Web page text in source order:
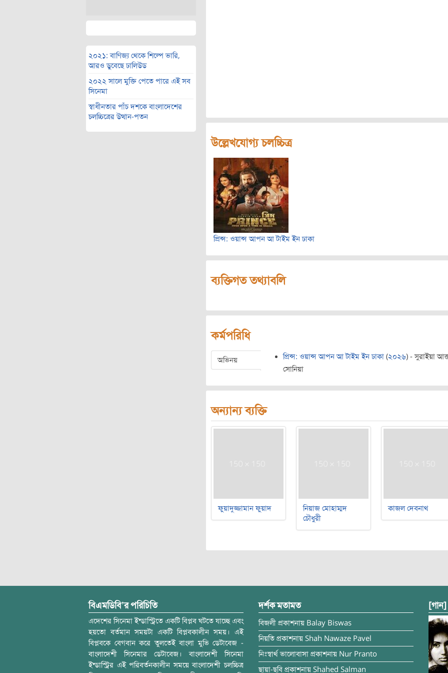
২০২১: বাণিজ্য থেকে শিল্পে ভারি,
আরও ডুবেছে ঢালিউড
২০২২ সালে মুক্তি পেতে পারে এই সব
সিনেমা
স্বাধীনতার পাঁচ দশকে বাংলাদেশের
চলচ্চিত্রের উত্থান-পতন
উল্লেখযোগ্য চলচ্চিত্র
প্রিন্স: ওয়ান্স আপন আ টাইম ইন ঢাকা
ব্যক্তিগত তথ্যাবলি
কর্মপরিধি
অভিনয় প্রিন্স: ওয়ান্স আপন আ টাইম ইন ঢাকা (২০২৬) - সুরাইয়া
সোনিয়া
অন্যান্য ব্যক্তি
ফুয়াদুজ্জামান ফুয়াদ
নিয়াজ মোহাম্মদ
চৌধুরী
কাজল দেবনাথ
বিএমডিবি’র পরিচিতি
এদেশের সিনেমা ইন্ডাস্ট্রিতে একটি বিপ্লব ঘটতে যাচ্ছে এবং
হয়তো বর্তমান সময়টা একটি বিপ্লবকালীন সময়। এই
বিপ্লবকে বেগবান করে তুলতেই বাংলা মুভি ডেটাবেজ -
বাংলাদেশী সিনেমার ডেটাবেজ। বাংলাদেশী সিনেমা
ইন্ডাস্ট্রির এই পরিবর্তনকালীন সময়ে বাংলাদেশী চলচ্চিত্র
দর্শক মতামত
বিজলী প্রকাশনায় Balay Biswas
নিয়তি প্রকাশনায় Shah Nawaze Pavel
নিঃস্বার্থ ভালোবাসা প্রকাশনায় Nur Pranto
ছায়া-ছবি প্রকাশনায় Shahed Salman
[গান]